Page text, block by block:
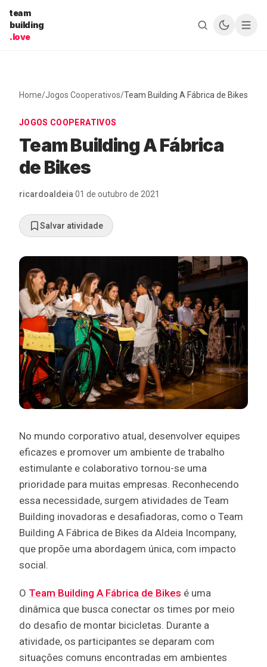
team
building
.love
Home/Jogos Cooperativos/Team Building A Fábrica de Bikes
JOGOS COOPERATIVOS
Team Building A Fábrica
de Bikes
ricardoaldeia·01 de outubro de 2021
Salvar atividade
No mundo corporativo atual, desenvolver equipes
eficazes e promover um ambiente de trabalho
estimulante e colaborativo tornou-se uma
prioridade para muitas empresas. Reconhecendo
essa necessidade, surgem atividades de Team
Building inovadoras e desafiadoras, como o Team
Building A Fábrica de Bikes da Aldeia Incompany,
que propõe uma abordagem única, com impacto
social.
O Team Building A Fábrica de Bikes é uma
dinâmica que busca conectar os times por meio
do desafio de montar bicicletas. Durante a
atividade, os participantes se deparam com
situações comuns encontradas em ambientes